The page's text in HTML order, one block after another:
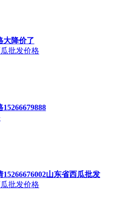
大降价了
批发价格
山东省西瓜批发
批发价格